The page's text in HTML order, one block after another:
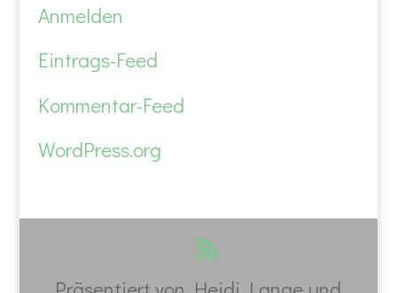
Anmelden
Eintrags-Feed
Kommentar-Feed
WordPress.org